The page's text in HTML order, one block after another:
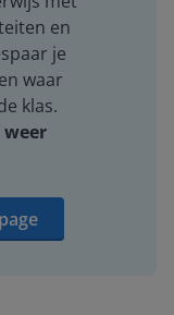
en
je
waar
klas.